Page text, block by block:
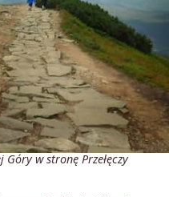
Góry w stronę Przełęczy